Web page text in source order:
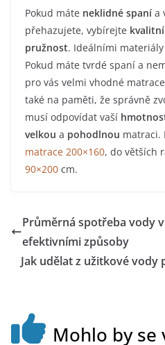
Pokud máte neklidné spaní a
přehazujete, vybírejte
pružnost. Ideálními
Pokud máte tvrdé spaní a
pro vás velmi vhodné
také na paměti, že správně
musí odpovídat vaší
velkou a pohodlnou matraci.
matrace 200×160, do větších
90×200 cm.
Průměrná spotřeba vody
efektivními způsoby
Jak udělat z užitkové vody
Mohlo by